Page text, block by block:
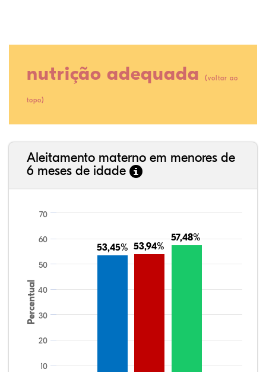
nutrição adequada (voltar ao
topo)
Aleitamento materno em menores de
6 meses de idade
Percentual
53,45%
53,45% 53,94%
53,94%
57,48%
57,48%
10
20
30
40
50
60
70
17,65%
1,21%
0,00%
71,43%
0,00%
9,70%
35,89%
3,62%
0,11%
52,11%
2,54%
5,72%